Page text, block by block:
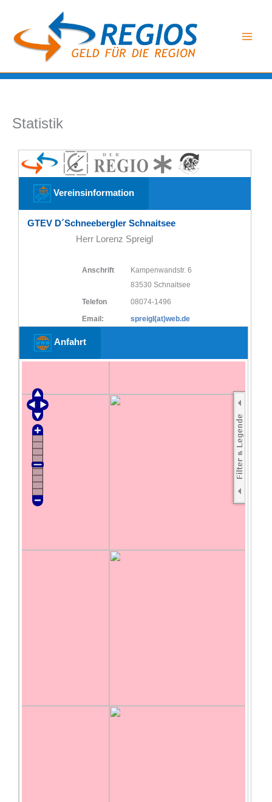
springen
Statistik
Vereinsinformation
GTEV D´Schneebergler Schnaitsee
Herr Lorenz Spreigl
Anschrift
Kampenwandstr. 6
83530 Schnaitsee
Telefon
08074-1496
Email:
spreigl(at)web.de
Anfahrt